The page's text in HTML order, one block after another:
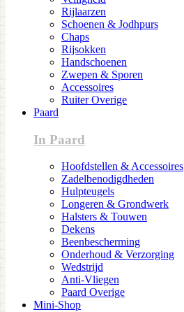
Rijlaarzen
Schoenen & Jodhpurs
Chaps
Rijsokken
Handschoenen
Zwepen & Sporen
Accessoires
Ruiter Overige
Paard
In Paard
Hoofdstellen & Accessoires
Zadelbenodigdheden
Hulpteugels
Longeren & Grondwerk
Halsters & Touwen
Dekens
Beenbescherming
Onderhoud & Verzorging
Wedstrijd
Anti-Vliegen
Paard Overige
Mini-Shop